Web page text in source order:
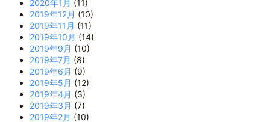
2020年1月 (11)
2019年12月 (10)
2019年11月 (11)
2019年10月 (14)
2019年9月 (10)
2019年7月 (8)
2019年6月 (9)
2019年5月 (12)
2019年4月 (3)
2019年3月 (7)
2019年2月 (10)